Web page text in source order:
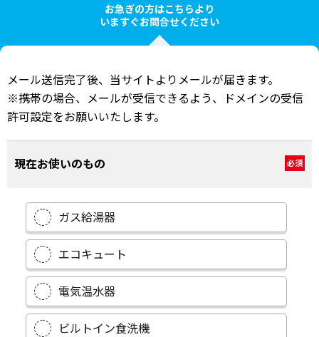
お急ぎの方はこちらより
いますぐお問合せください
メール送信完了後、当サイトよりメールが届きます。
※携帯の場合、メールが受信できるよう、ドメインの受信
許可設定をお願いいたします。
現在お使いのもの 必須
ガス給湯器
エコキュート
電気温水器
ビルトイン食洗機